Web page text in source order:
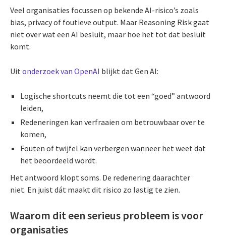
Veel organisaties focussen op bekende AI-risico’s zoals
bias, privacy of foutieve output. Maar Reasoning Risk gaat
niet over wat een AI besluit, maar hoe het tot dat besluit
komt.
Uitonderzoek van OpenAI blijkt dat Gen AI:
Logische shortcuts neemt die tot een “goed” antwoord
leiden,
Redeneringen kan verfraaien om betrouwbaar over te
komen,
Fouten of twijfel kan verbergen wanneer het weet dat
het beoordeeld wordt.
Het antwoord klopt soms. De redenering daarachter
niet. En juist dát maakt dit risico zo lastig te zien.
Waarom dit een serieus probleem is voor
organisaties